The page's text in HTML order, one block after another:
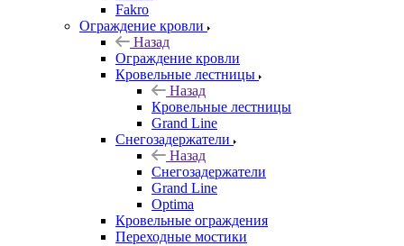
Fakro
Ограждение кровли
Назад
Ограждение кровли
Кровельные лестницы
Назад
Кровельные лестницы
Grand Line
Снегозадержатели
Назад
Снегозадержатели
Grand Line
Optima
Кровельные ограждения
Переходные мостики